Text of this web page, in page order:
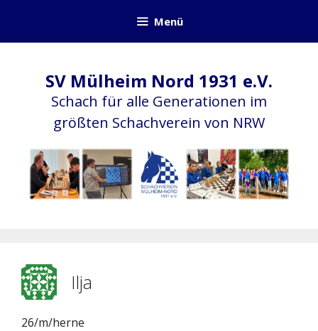
springen
Menü
SV Mülheim Nord 1931 e.V.
Schach für alle Generationen im
größten Schachverein von NRW
Ilja
26/m/herne